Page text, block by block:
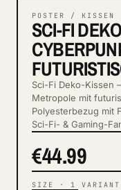
POSTER / KISSEN
SCI-FI
Sci-Fi Deko-Kissen
Metropole mit
Polyesterbezug mit
Sci-Fi- & Gaming-
€44.99
SIZE · 1 VARIANT